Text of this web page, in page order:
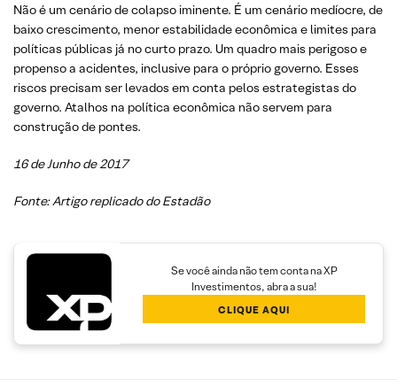
Não é um cenário de colapso iminente. É um cenário medíocre, de
baixo crescimento, menor estabilidade econômica e limites para
políticas públicas já no curto prazo. Um quadro mais perigoso e
propenso a acidentes, inclusive para o próprio governo. Esses
riscos precisam ser levados em conta pelos estrategistas do
governo. Atalhos na política econômica não servem para
construção de pontes.
16 de Junho de 2017
Fonte: Artigo replicado do Estadão
Se você ainda não tem conta na XP
Investimentos, abra a sua!
CLIQUE AQUI